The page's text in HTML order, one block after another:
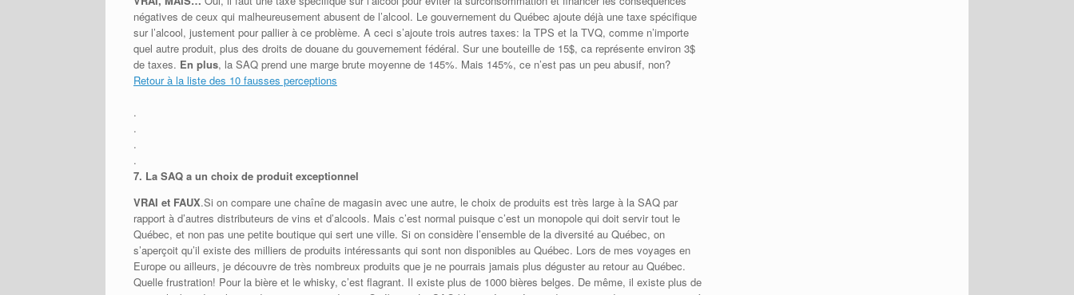
négatives de ceux qui malheureusement abusent de l’alcool. Le gouvernement du Québec ajoute déjà une taxe spécifique
sur l’alcool, justement pour pallier à ce problème. A ceci s’ajoute trois autres taxes: la TPS et la TVQ, comme n’importe
quel autre produit, plus des droits de douane du gouvernement fédéral. Sur une bouteille de 15$, ca représente environ 3$
de taxes. En plus, la SAQ prend une marge brute moyenne de 145%. Mais 145%, ce n’est pas un peu abusif, non?
Retour à la liste des 10 fausses perceptions
.
.
.
.
7. La SAQ a un choix de produit exceptionnel
VRAI et FAUX.Si on compare une chaîne de magasin avec une autre, le choix de produits est très large à la SAQ par
rapport à d’autres distributeurs de vins et d’alcools. Mais c’est normal puisque c’est un monopole qui doit servir tout le
Québec, et non pas une petite boutique qui sert une ville. Si on considère l’ensemble de la diversité au Québec, on
s’aperçoit qu’il existe des milliers de produits intéressants qui sont non disponibles au Québec. Lors de mes voyages en
Europe ou ailleurs, je découvre de très nombreux produits que je ne pourrais jamais plus déguster au retour au Québec.
Quelle frustration! Pour la bière et le whisky, c’est flagrant. Il existe plus de 1000 bières belges. De même, il existe plus de